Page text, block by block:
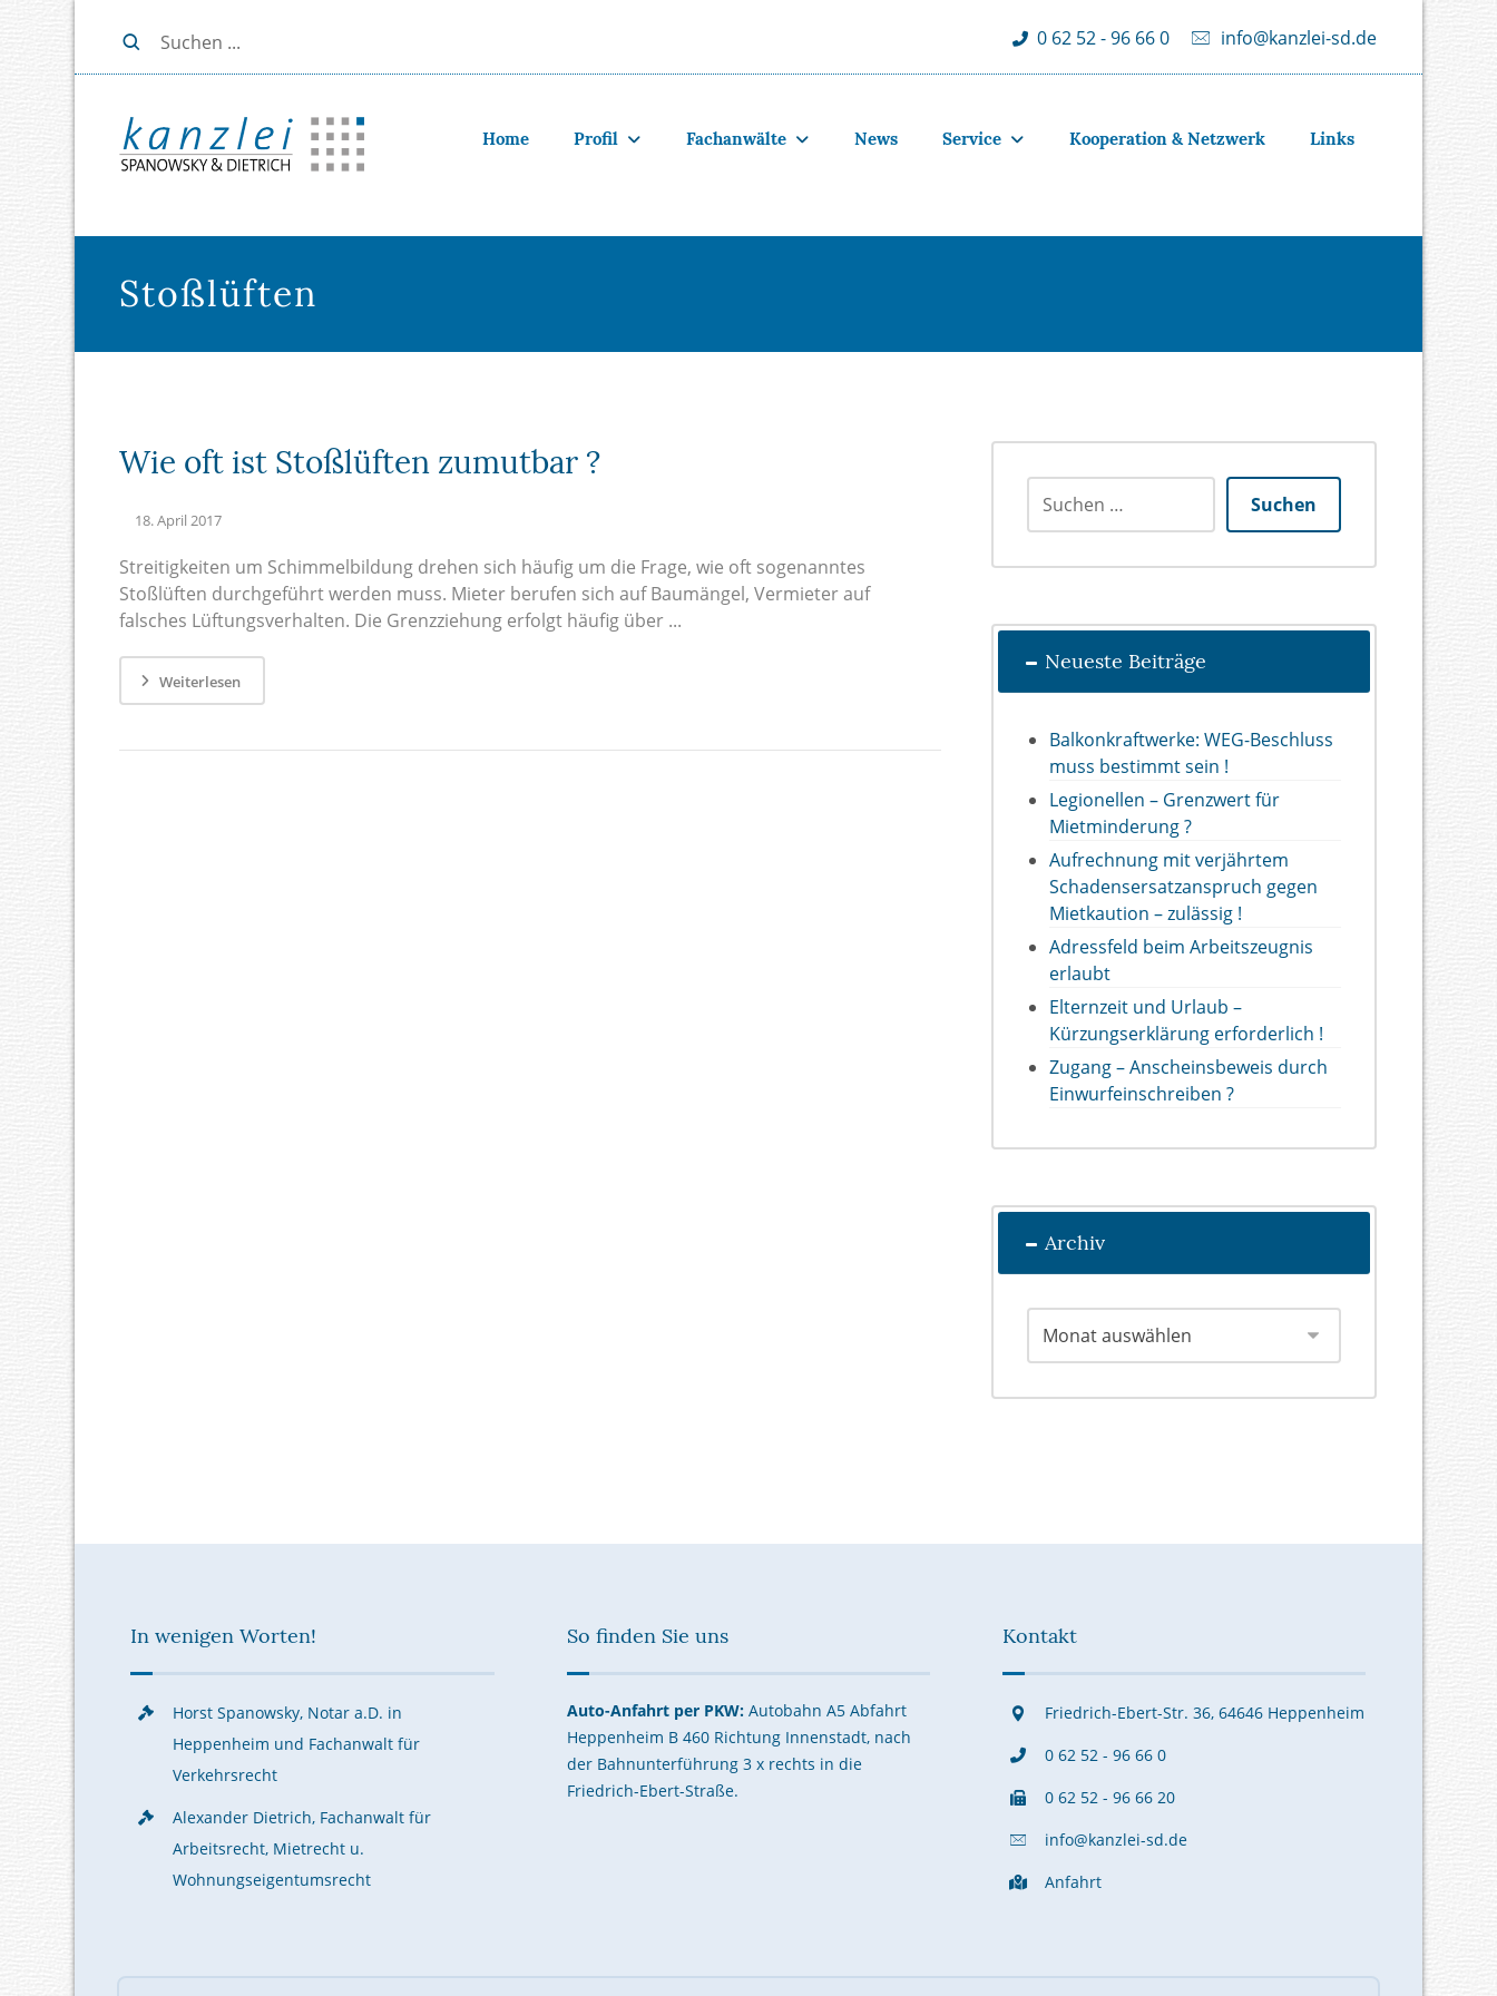
info@kanzlei-sd.de
0 62 52 - 96 66 0
Home Profil Fachanwälte News Service Kooperation & Netzwerk Links
Stoßlüften
Wie oft ist Stoßlüften zumutbar ?
18. April 2017
Streitigkeiten um Schimmelbildung drehen sich häufig um die Frage, wie oft sogenanntes
Stoßlüften durchgeführt werden muss. Mieter berufen sich auf Baumängel, Vermieter auf
falsches Lüftungsverhalten. Die Grenzziehung erfolgt häufig über ...
Weiterlesen
Suchen
Neueste Beiträge
Balkonkraftwerke: WEG-Beschluss
muss bestimmt sein !
Legionellen – Grenzwert für
Mietminderung ?
Aufrechnung mit verjährtem
Schadensersatzanspruch gegen
Mietkaution – zulässig !
Adressfeld beim Arbeitszeugnis
erlaubt
Elternzeit und Urlaub –
Kürzungserklärung erforderlich !
Zugang – Anscheinsbeweis durch
Einwurfeinschreiben ?
Archiv
In wenigen Worten!
Horst Spanowsky, Notar a.D. in
Heppenheim und Fachanwalt für
Verkehrsrecht
Alexander Dietrich, Fachanwalt für
Arbeitsrecht, Mietrecht u.
Wohnungseigentumsrecht
So finden Sie uns
Auto-Anfahrt per PKW:Autobahn A5 Abfahrt
Heppenheim B 460 Richtung Innenstadt, nach
der Bahnunterführung 3 x rechts in die
Friedrich-Ebert-Straße.
Kontakt
Friedrich-Ebert-Str. 36, 64646 Heppenheim
0 62 52 - 96 66 0
0 62 52 - 96 66 20
info@kanzlei-sd.de
Anfahrt